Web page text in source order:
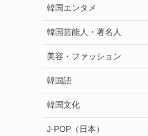
韓国エンタメ
韓国芸能人・著名人
美容・ファッション
韓国語
韓国文化
J-POP（日本）